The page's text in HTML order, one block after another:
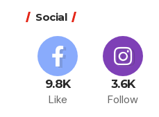
Social
9.8K
Like
3.6K
Follow